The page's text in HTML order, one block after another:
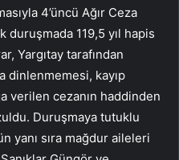
4’üncü Ağır Ceza
duruşmada 119,5 yıl hapis
Yargıtay tarafından
dinlenmemesi, kayıp
verilen cezanın haddinden
Duruşmaya tutuklu
yanı sıra mağdur aileleri